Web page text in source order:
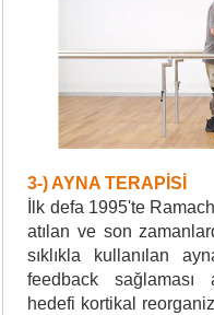
3-) AYNA TERAPİSİ
İlk defa 1995'te
atılan ve son
sıklıkla kullanılan
feedback sağlaması
hedefi kortikal